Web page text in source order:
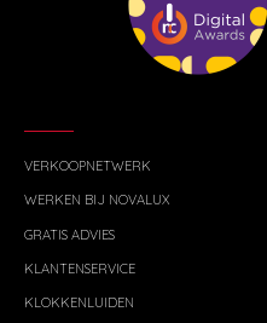
VERKOOPNETWERK
WERKEN BIJ NOVALUX
GRATIS ADVIES
KLANTENSERVICE
KLOKKENLUIDEN